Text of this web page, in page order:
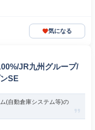
気になる
JR九州グループ/
SE
(自動倉庫システム等)の